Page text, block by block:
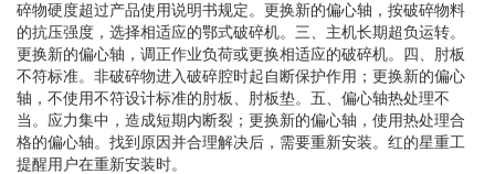
碎物硬度超过产品使用说明书规定。更换新的偏心轴，按破碎物料
的抗压强度，选择相适应的鄂式破碎机。三、主机长期超负运转。
更换新的偏心轴，调正作业负荷或更换相适应的破碎机。四、肘板
不符标准。非破碎物进入破碎腔时起自断保护作用；更换新的偏心
轴，不使用不符设计标准的肘板、肘板垫。五、偏心轴热处理不
当。应力集中，造成短期内断裂；更换新的偏心轴，使用热处理合
格的偏心轴。找到原因并合理解决后，需要重新安装。红的星重工
提醒用户在重新安装时。